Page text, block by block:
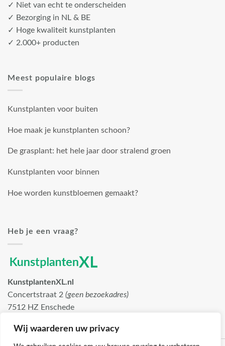
Wij waarderen uw privacy
✓ Niet van echt te onderscheiden
✓ Bezorging in NL & BE
✓ Hoge kwaliteit kunstplanten
✓ 2.000+ producten
Meest populaire blogs
Kunstplanten voor buiten
Hoe maak je kunstplanten schoon?
De grasplant: het hele jaar door stralend groen
Kunstplanten voor binnen
Hoe worden kunstbloemen gemaakt?
Heb je een vraag?
KunstplantenXL.nl
Concertstraat 2 (geen bezoekadres)
7512 HZ Enschede